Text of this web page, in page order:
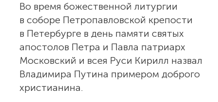
Во время божественной литургии
в соборе Петропавловской крепости
в Петербурге в день памяти святых
апостолов Петра и Павла патриарх
Московский и всея Руси Кирилл назвал
Владимира Путина примером доброго
христианина.